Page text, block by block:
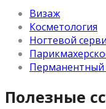
Визаж
Косметология
Ногтевой
Полезные